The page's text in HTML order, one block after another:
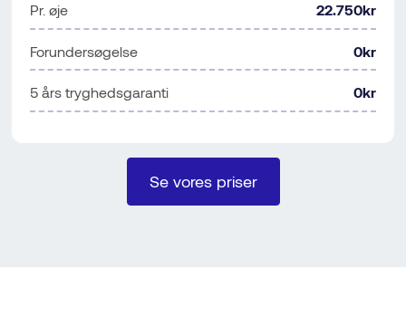
Pr. øje 22.750kr
Forundersøgelse 0kr
5 års tryghedsgaranti 0kr
Se vores priser